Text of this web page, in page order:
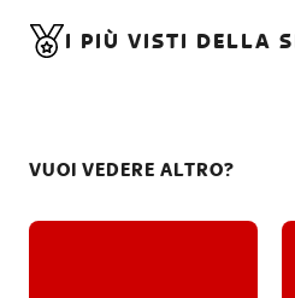
I PIÙ VISTI DELLA
VUOI VEDERE ALTRO?